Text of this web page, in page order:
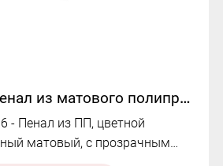
Прозрачный пенал из матового полипропилена | МФО-8206
- Пенал из ПП, цветной
матовый, с прозрачным